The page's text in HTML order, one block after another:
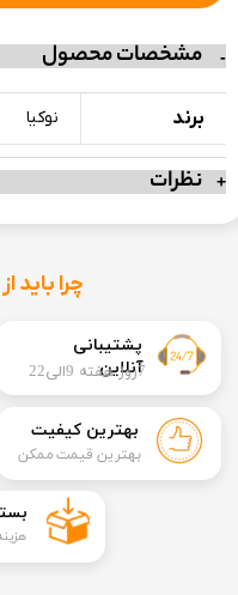
مشخصات محصول
برند نوکیا
نظرات
​​پشتیبانی
آنلاین7روز هفته 9الی22
چرا باید
بهترین کیفیت
بهترین قیمت ممکن